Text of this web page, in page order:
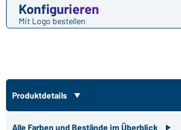
Konfigurieren
Mit Logo bestellen
Produktdetails
Alle Farben und Bestände im Überblick